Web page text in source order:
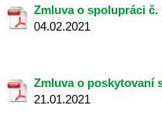
Zmluva o spolupráci č.
04.02.2021
Zmluva o poskytovaní
21.01.2021